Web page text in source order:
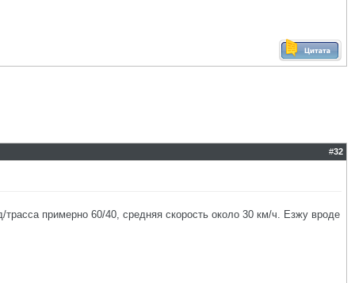
#32
примерно 60/40, средняя скорость около 30 км/ч. Езжу вроде